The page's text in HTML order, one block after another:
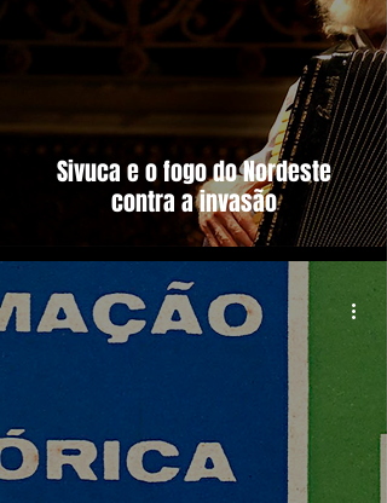
Sivuca e o fogo do Nordeste
contra a invasão